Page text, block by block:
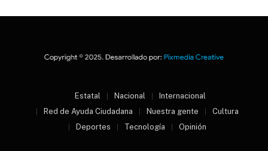
Estatal Nacional
Internacional
Red de Ayuda Ciudadana
Nuestra gente
Cultura
Deportes
Tecnología Opinión